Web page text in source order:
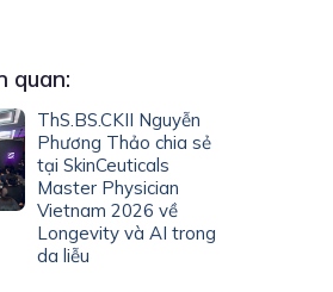
quan:
ThS.BS.CKII Nguyễn
Phương Thảo chia sẻ
tại SkinCeuticals
Master Physician
Vietnam 2026 về
Longevity và AI trong
da liễu